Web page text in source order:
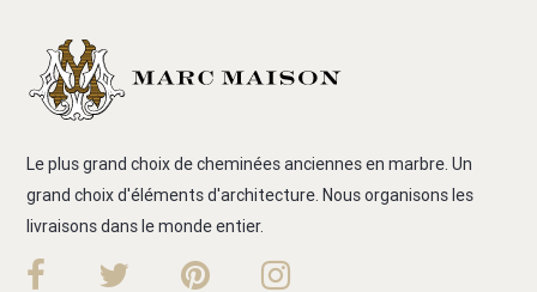
Le plus grand choix de cheminées anciennes en marbre. Un
grand choix d'éléments d'architecture. Nous organisons les
livraisons dans le monde entier.